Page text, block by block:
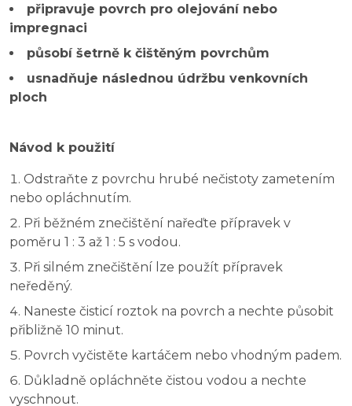
připravuje povrch pro olejování nebo
impregnaci
působí šetrně k čištěným povrchům
usnadňuje následnou údržbu venkovních
ploch
Návod k použití
Odstraňte z povrchu hrubé nečistoty zametením
nebo opláchnutím.
Při běžném znečištění nařeďte přípravek v
poměru 1 : 3 až 1 : 5 s vodou.
Při silném znečištění lze použít přípravek
neředěný.
Naneste čisticí roztok na povrch a nechte působit
přibližně 10 minut.
Povrch vyčistěte kartáčem nebo vhodným padem.
Důkladně opláchněte čistou vodou a nechte
vyschnout.